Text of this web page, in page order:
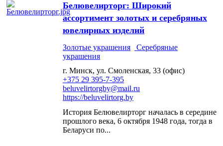
Белювелирторг: Широкий
ассортимент золотых и серебряных
ювелирных изделий
Золотые украшения
Серебряные
украшения
г. Минск, ул. Смоленская, 33 (офис)
+375 29 395-7-395
beluvelirtorgby@mail.ru
https://beluvelirtorg.by
История Белювелирторг началась в середине
прошлого века, 6 октября 1948 года, тогда в
Беларуси по...